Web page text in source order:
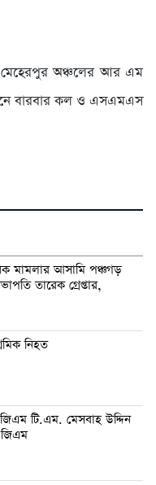
মেহেরপুর অঞ্চলের আর এম
বারবার কল ও এসএমএস
মামলার আসামি পঞ্চগড়
তারেক গ্রেপ্তার,
নিহত
টি.এম. মেসবাহ উদ্দিন
জিএম